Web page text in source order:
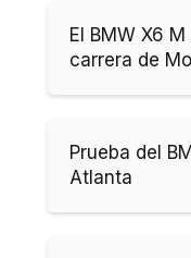
El BMW X6
carrera de
Prueba del
Atlanta